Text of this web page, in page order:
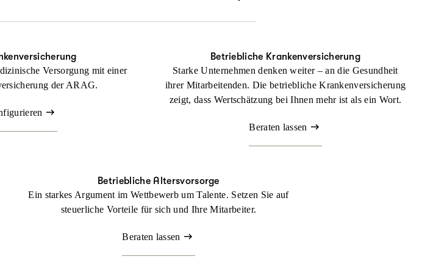
Versorgung mit einer
der ARAG.
Betriebliche Krankenversicherung
Starke Unternehmen denken weiter – an die Gesundheit
ihrer Mitarbeitenden. Die betriebliche Krankenversicherung
zeigt, dass Wertschätzung bei Ihnen mehr ist als ein Wort.
Beraten lassen
Betriebliche Altersvorsorge
Ein starkes Argument im Wettbewerb um Talente. Setzen Sie auf
steuerliche Vorteile für sich und Ihre Mitarbeiter.
Beraten lassen